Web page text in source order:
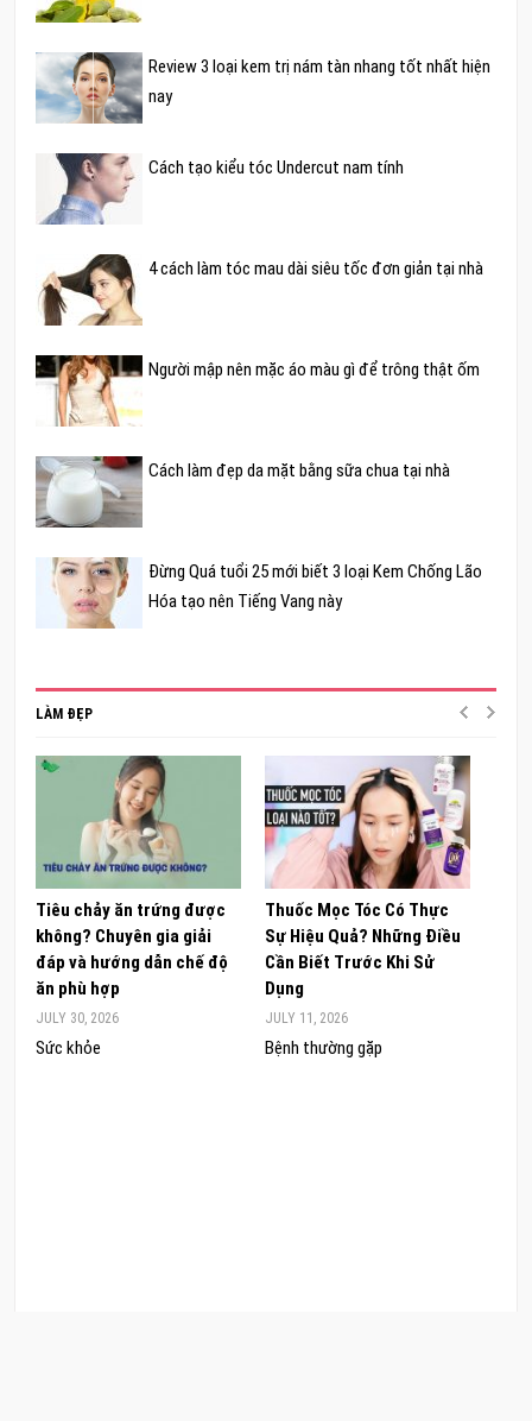
Review 3 loại kem trị nám tàn nhang tốt nhất hiện
nay
Cách tạo kiểu tóc Undercut nam tính
4 cách làm tóc mau dài siêu tốc đơn giản tại nhà
Người mập nên mặc áo màu gì để trông thật ốm
Cách làm đẹp da mặt bằng sữa chua tại nhà
Đừng Quá tuổi 25 mới biết 3 loại Kem Chống Lão
Hóa tạo nên Tiếng Vang này
LÀM ĐẸP
Tiêu chảy ăn trứng được
không? Chuyên gia giải
đáp và hướng dẫn chế độ
ăn phù hợp
JULY 30, 2026
Sức khỏe
Thuốc Mọc Tóc Có Thực
Sự Hiệu Quả? Những Điều
Cần Biết Trước Khi Sử
Dụng
JULY 11, 2026
Bệnh thường gặp